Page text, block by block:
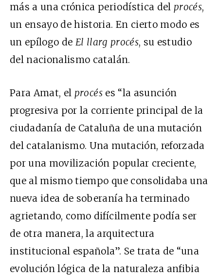
más a una crónica periodística del procés,
un ensayo de historia. En cierto modo es
un epílogo de El llarg procés, su estudio
del nacionalismo catalán.
Para Amat, el procéses “la asunción
progresiva por la corriente principal de la
ciudadanía de Cataluña de una mutación
del catalanismo. Una mutación, reforzada
por una movilización popular creciente,
que al mismo tiempo que consolidaba una
nueva idea de soberanía ha terminado
agrietando, como difícilmente podía ser
de otra manera, la arquitectura
institucional española”. Se trata de “una
evolución lógica de la naturaleza anfibia